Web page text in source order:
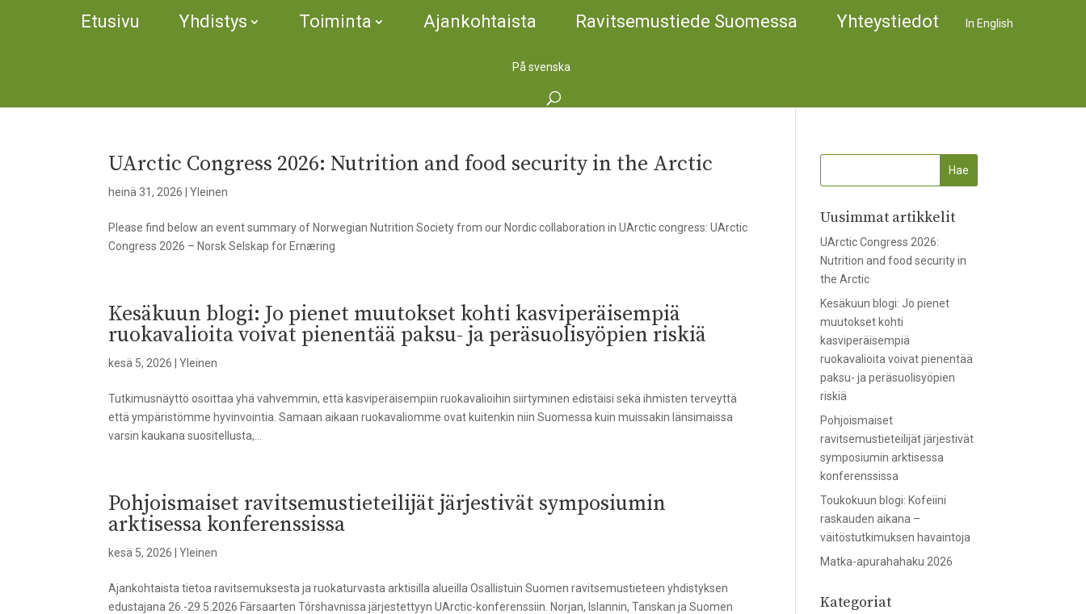
Etusivu Yhdistys Toiminta Ajankohtaista Ravitsemustiede Suomessa Yhteystiedot In English
På svenska
UArctic Congress 2026: Nutrition and food security in the Arctic
heinä 31, 2026 |Yleinen
Please find below an event summary of Norwegian Nutrition Society from our Nordic collaboration in UArctic congress: UArctic
Congress 2026 – Norsk Selskap for Ernæring
Kesäkuun blogi: Jo pienet muutokset kohti kasviperäisempiä
ruokavalioita voivat pienentää paksu- ja peräsuolisyöpien riskiä
kesä 5, 2026 |Yleinen
Tutkimusnäyttö osoittaa yhä vahvemmin, että kasviperäisempiin ruokavalioihin siirtyminen edistäisi sekä ihmisten terveyttä
että ympäristömme hyvinvointia. Samaan aikaan ruokavaliomme ovat kuitenkin niin Suomessa kuin muissakin länsimaissa
varsin kaukana suositellusta,...
Pohjoismaiset ravitsemustieteilijät järjestivät symposiumin
arktisessa konferenssissa
kesä 5, 2026 |Yleinen
Ajankohtaista tietoa ravitsemuksesta ja ruokaturvasta arktisilla alueilla Osallistuin Suomen ravitsemustieteen yhdistyksen
edustajana 26.-29.5.2026 Färsaarten Tórshavnissa järjestettyyn UArctic-konferenssiin. Norjan, Islannin, Tanskan ja Suomen
Uusimmat artikkelit
UArctic Congress 2026:
Nutrition and food security in
the Arctic
Kesäkuun blogi: Jo pienet
muutokset kohti
kasviperäisempiä
ruokavalioita voivat pienentää
paksu- ja peräsuolisyöpien
riskiä
Pohjoismaiset
ravitsemustieteilijät järjestivät
symposiumin arktisessa
konferenssissa
Toukokuun blogi: Kofeiini
raskauden aikana –
väitöstutkimuksen havaintoja
Matka-apurahahaku 2026
Kategoriat